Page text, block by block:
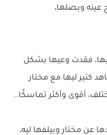
وبصلها،
فقدت وعيها بشكل
كتير ليها مع مختار
أقوى وأكثر تماسكًا..
عن مختار وبيلفها ليه،